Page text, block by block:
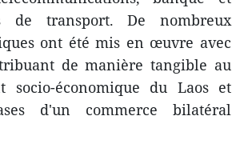
de transport. De nombreux
ont été mis en œuvre avec
de manière tangible au
socio-économique du Laos et
d'un commerce bilatéral